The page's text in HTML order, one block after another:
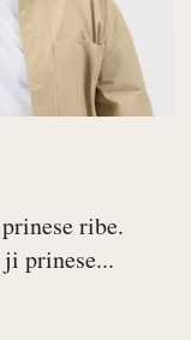
ribe.
prinese...